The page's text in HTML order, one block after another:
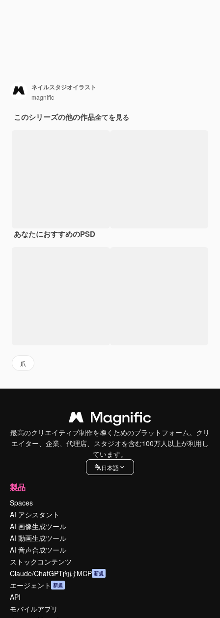
ネイルスタジオイラスト
magnific
このシリーズの他の作品全てを見る
あなたにおすすめのPSD
爪
最高のクリエイティブ制作を導くためのプラットフォーム。クリ
エイター、企業、代理店、スタジオを含む100万人以上が利用し
ています。
日本語
製品
Spaces
AI アシスタント
AI 画像生成ツール
AI 動画生成ツール
AI 音声合成ツール
ストックコンテンツ
Claude/ChatGPT向けMCP 新規
エージェント 新規
API
モバイルアプリ